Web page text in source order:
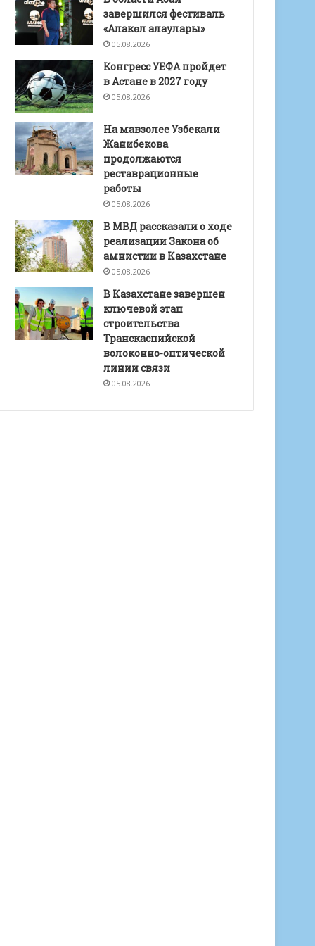
завершился фестиваль
«Алакөл алаулары»
05.08.2026
Конгресс УЕФА пройдет
в Астане в 2027 году
05.08.2026
На мавзолее Узбекали
Жанибекова
продолжаются
реставрационные
работы
05.08.2026
В МВД рассказали о ходе
реализации Закона об
амнистии в Казахстане
05.08.2026
В Казахстане завершен
ключевой этап
строительства
Транскаспийской
волоконно-оптической
линии связи
05.08.2026